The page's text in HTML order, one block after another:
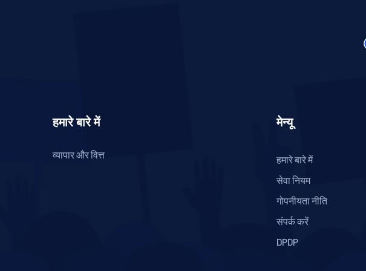
हमारे बारे में
व्यापार और वित्त
मेन्यू
हमारे बारे में
सेवा नियम
गोपनीयता नीति
संपर्क करें
DPDP